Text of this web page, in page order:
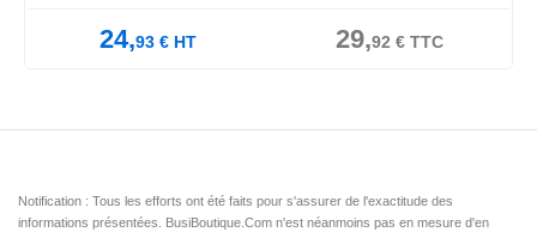
24,93 € HT 29,92 €TTC
Notification : Tous les efforts ont été faits pour s'assurer de l'exactitude des
informations présentées. BusiBoutique.Com n'est néanmoins pas en mesure d'en